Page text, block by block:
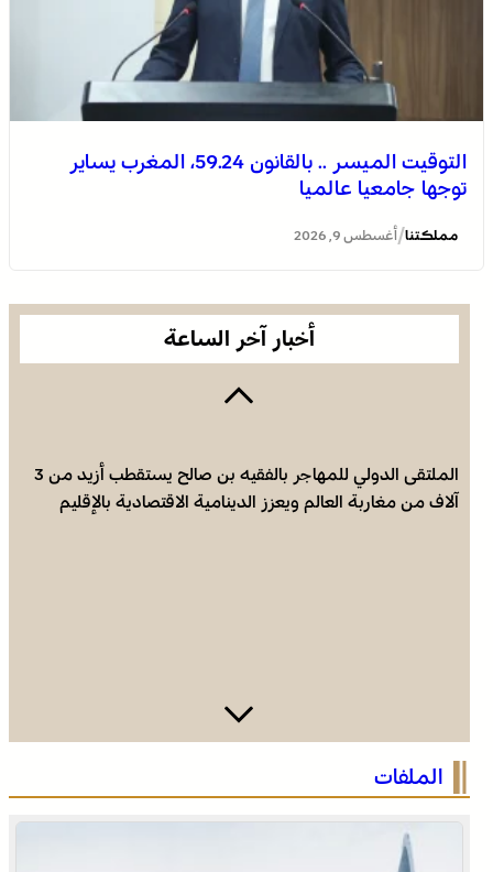
التوقيت الميسر .. بالقانون 59.24، المغرب يساير
توجها جامعيا عالميا
مملكتنا/ أغسطس 9, 2026
أخبار آخر الساعة
اختتام الدورة الـ 14 لأولمبياد تيفيناغ الوطنية ضمن فعاليات
الملتقى الدولي للمهاجر بالفقيه بن صالح يستقطب أزيد من 3
آلاف من مغاربة العالم ويعزز الدينامية الاقتصادية بالإقليم
عالميا
الملفات